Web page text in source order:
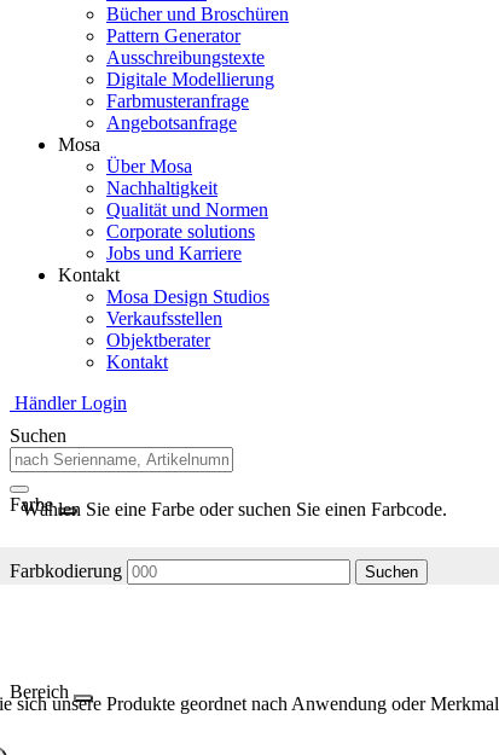
Bücher und Broschüren
Pattern Generator
Ausschreibungstexte
Digitale Modellierung
Farbmusteranfrage
Angebotsanfrage
Mosa
Über Mosa
Nachhaltigkeit
Qualität und Normen
Corporate solutions
Jobs und Karriere
Kontakt
Mosa Design Studios
Verkaufsstellen
Objektberater
Kontakt
Händler Login
Suchen
Farbe
Wählen Sie eine Farbe oder suchen Sie einen Farbcode.
Farbkodierung Suchen
Bereich
sich unsere Produkte geordnet nach Anwendung oder Merkmal